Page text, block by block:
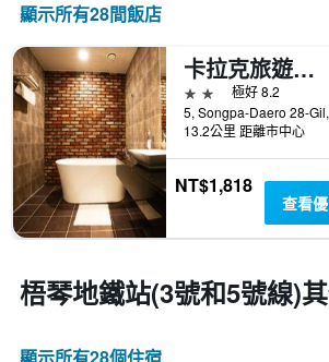
顯示所有28間飯店
卡拉克旅遊酒店
2星級
極好 8.2
13.2公里 距離市中心
NT$1,818
查看
梧琴地鐵站(3號和5號線)​